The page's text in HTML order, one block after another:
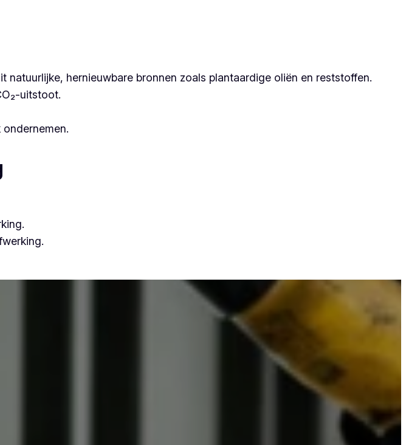
hernieuwbare bronnen zoals plantaardige oliën en reststoffen.
uitstoot.